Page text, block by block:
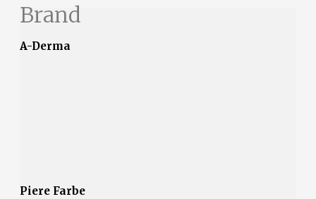
Brand
A-Derma
Piere Farbe